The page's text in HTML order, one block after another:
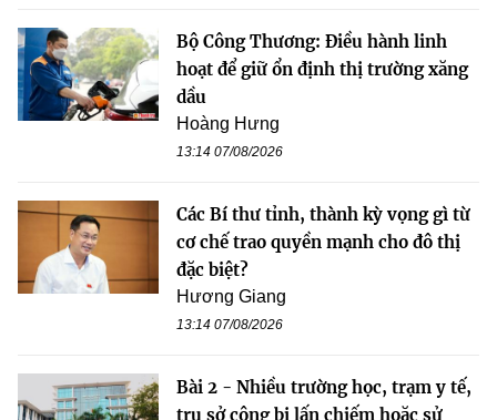
Bộ Công Thương: Điều hành linh
hoạt để giữ ổn định thị trường xăng
dầu
Hoàng Hưng
13:14 07/08/2026
Các Bí thư tỉnh, thành kỳ vọng gì từ
cơ chế trao quyền mạnh cho đô thị
đặc biệt?
Hương Giang
13:14 07/08/2026
Bài 2 - Nhiều trường học, trạm y tế,
trụ sở công bị lấn chiếm hoặc sử